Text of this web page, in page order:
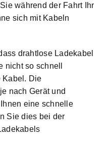
während der Fahrt Ihr
sich mit Kabeln
drahtlose Ladekabel
nicht so schnell
Kabel. Die
nach Gerät und
eine schnelle
Sie dies bei der